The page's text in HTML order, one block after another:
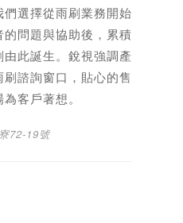
選擇從雨刷業務開始
問題與協助後，累積
此誕生。銳視強調產
諮詢窗口，貼心的售
客戶著想。
72-19號